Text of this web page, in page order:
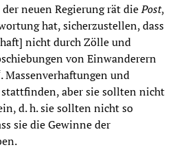
neuen Regierung rät diePost,
hat, sicherzustellen, dass
nicht durch Zölle und
von Einwanderern
Massenverhaftungen und
aber sie sollten nicht
d. h. sie sollten nicht so
sie die Gewinne der